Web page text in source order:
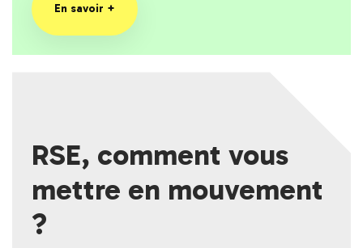
En savoir +
RSE, comment vous
mettre en mouvement
?